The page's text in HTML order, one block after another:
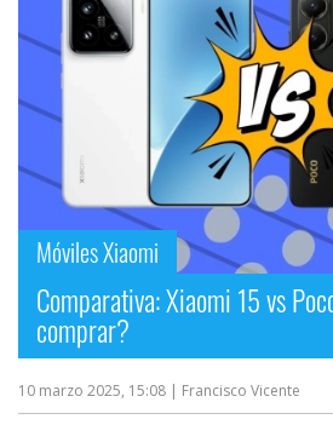
Móviles Xiaomi
Comparativa: Xiaomi 15 vs
comprar?
10 marzo 2025, 15:08 | Francisco Vicente